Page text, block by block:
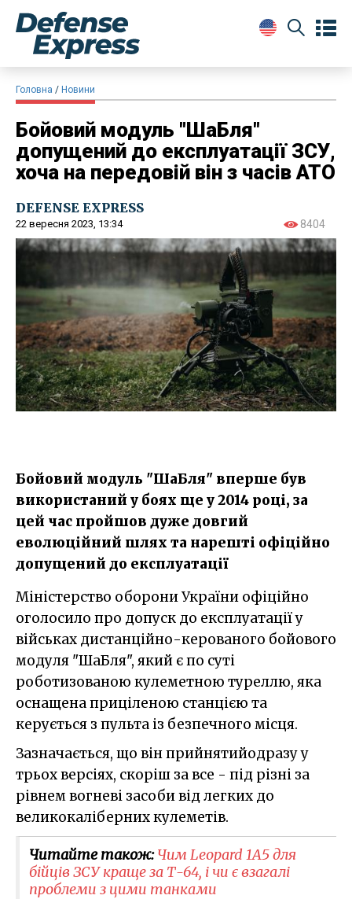
Головна Новини
Бойовий модуль "ШаБля"
допущений до експлуатації ЗСУ,
хоча на передовій він з часів АТО
DEFENSE EXPRESS
22 вересня 2023, 13:34 8404
Бойовий модуль "ШаБля" вперше був
використаний у боях ще у 2014 році, за
цей час пройшов дуже довгий
еволюційний шлях та нарешті офіційно
допущений до експлуатації
Міністерство оборони України офіційно
оголосило про допуск до експлуатації у
військах дистанційно-керованого бойового
модуля "ШаБля", який є по суті
роботизованою кулеметною туреллю, яка
оснащена приціленою станцією та
керується з пульта із безпечного місця.
Зазначається, що він прийнятийодразу у
трьох версіях, скоріш за все - під різні за
рівнем вогневі засоби від легких до
великокаліберних кулеметів.
Читайте також:Чим Leopard 1A5 для
бійців ЗСУ краще за Т-64, і чи є взагалі
проблеми з цими танками